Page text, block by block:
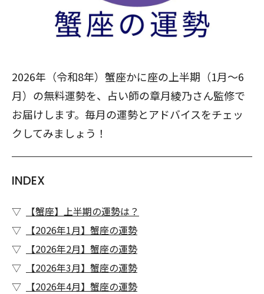
2026年（令和8年）蟹座かに座の上半期（1月～6
月）の無料運勢を、占い師の章月綾乃さん監修で
お届けします。毎月の運勢とアドバイスをチェッ
クしてみましょう！
INDEX
【蟹座】上半期の運勢は？
【2026年1月】蟹座の運勢
【2026年2月】蟹座の運勢
【2026年3月】蟹座の運勢
【2026年4月】蟹座の運勢